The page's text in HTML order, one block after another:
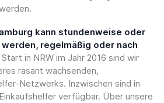
kann stundenweise oder
regelmäßig oder nach
in NRW im Jahr 2016 sind wir
rasant wachsenden,
Netzwerks. Inzwischen sind in
verfügbar. Über unsere